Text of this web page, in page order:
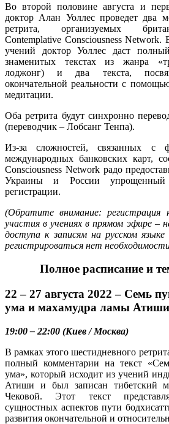
Во второй половине августа и
доктор Алан Уоллес проведет два
ретрита, организуемых
Contemplative Consciousness
учений доктор Уоллес даст
знаменитых текстах из жанра
лоджонг) и два текста,
окончательной реальности с
медитации.
Оба ретрита будут синхронно
(переводчик – Лобсанг Тенпа).
Из-за сложностей, связанных с
международных банковских карт,
Consciousness Network радо
Украины и России
регистрации.
(Обратите внимание: регистрация
участия в учениях в прямом эфире –
доступа к записям на русском
регистрироваться нет
Полное расписание и
22 – 27 августа 2022 – Семь
ума и махамудра ламы Атиши
19:00 – 22:00 (Киев / Москва)
В рамках этого шестидневного
полный комментарии на текст
ума», который исходит из учений
Атиши и был записан тибетский
Чековой. Этот текст
сущностных аспектов пути
развития окончательной и